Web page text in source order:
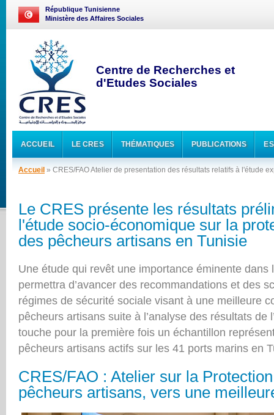
République Tunisienne
Ministère des Affaires Sociales
Centre de Recherches et
d'Etudes Sociales
ACCUEIL LE CRES THÉMATIQUES PUBLICATIONS
Accueil » CRES/FAO Atelier de presentation des résultats relatifs à l'étude
Le CRES présente les résultats
l'étude socio-économique sur la
des pêcheurs artisans en Tunisie
Une étude qui revêt une importance éminente dans
permettra d’avancer des recommandations et des
régimes de sécurité sociale visant à une meilleure
pêcheurs artisans suite à l’analyse des résultats de
touche pour la première fois un échantillon
pêcheurs artisans actifs sur les 41 ports marins en
CRES/FAO : Atelier sur la
pêcheurs artisans, vers une